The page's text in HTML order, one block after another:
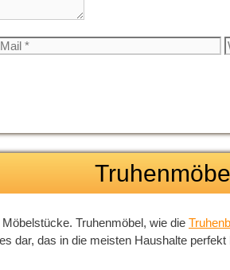
Truhenmöbel, wie die
dar, das in die meisten Haushalte